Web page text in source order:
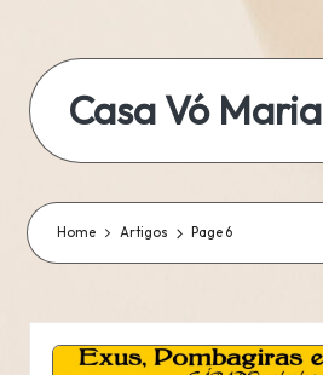
content
Casa Vó Maria
Home Artigos Page 6